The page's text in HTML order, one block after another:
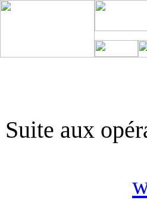
Suite aux